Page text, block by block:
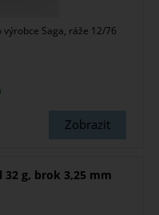
Saga, ráže 12/76
Zobrazit
32 g, brok 3,25 mm